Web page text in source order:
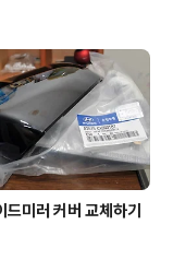
미러 커버 교체하기